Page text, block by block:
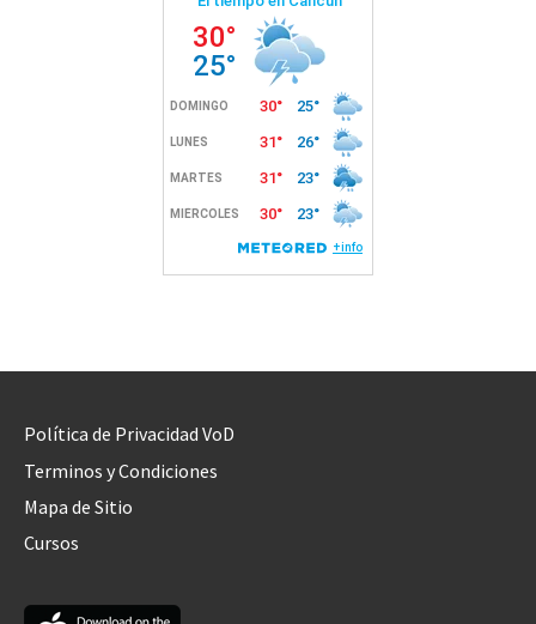
Política de Privacidad VoD
Terminos y Condiciones
Mapa de Sitio
Cursos